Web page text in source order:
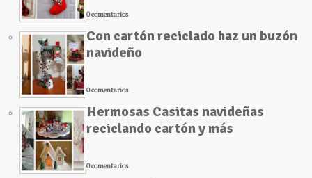
0 comentarios
Con cartón reciclado haz un buzón
navideño
0 comentarios
Hermosas Casitas navideñas
reciclando cartón y más
0 comentarios